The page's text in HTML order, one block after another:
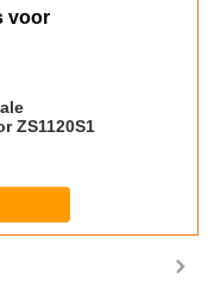
voor
ZS1120S1